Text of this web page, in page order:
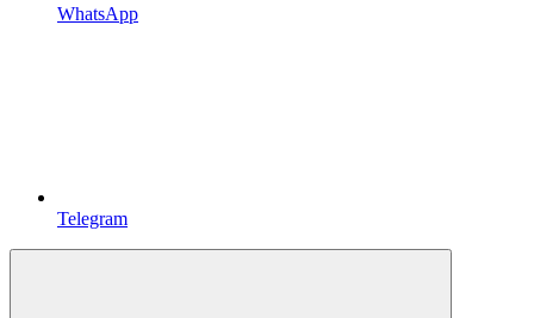
WhatsApp
Telegram